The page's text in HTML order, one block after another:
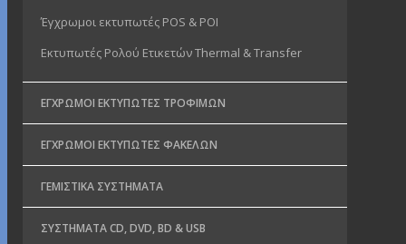
Έγχρωμοι εκτυπωτές POS & POI
Εκτυπωτές Ρολού Ετικετών Thermal & Transfer
ΈΓΧΡΩΜΟΙ ΕΚΤΥΠΩΤΈΣ ΤΡΟΦΊΜΩΝ
ΈΓΧΡΩΜΟΙ ΕΚΤΥΠΩΤΈΣ ΦΑΚΈΛΩΝ
ΓΕΜΙΣΤΙΚΆ ΣΥΣΤΉΜΑΤΑ
ΣΥΣΤΉΜΑΤΑ CD, DVD, BD & USB